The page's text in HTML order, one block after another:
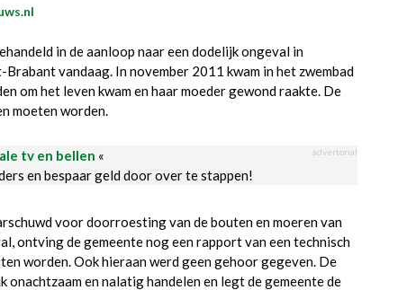
in de aanloop naar een dodelijk ongeval in
vandaag. In november 2011 kwam in het zwembad
om het leven kwam en haar moeder gewond raakte. De
moeten worden.
tv en bellen « advertorial
en bespaar geld door over te stappen!
voor doorroesting van de bouten en moeren van
ontving de gemeente nog een rapport van een technisch
worden. Ook hieraan werd geen gehoor gegeven. De
en nalatig handelen en legt de gemeente de